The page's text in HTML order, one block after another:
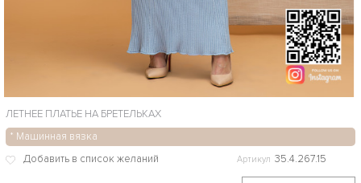
ЛЕТНЕЕ ПЛАТЬЕ НА БРЕТЕЛЬКАХ
* Машинная вязка
Артикул 35.4.267.15